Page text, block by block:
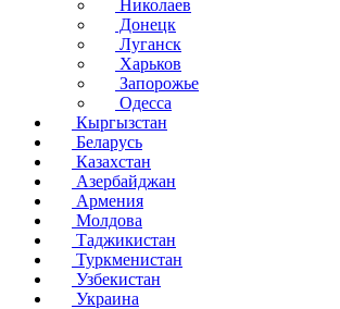
Николаев
Донецк
Луганск
Харьков
Запорожье
Одесса
Кыргызстан
Беларусь
Казахстан
Азербайджан
Армения
Молдова
Таджикистан
Туркменистан
Узбекистан
Украина